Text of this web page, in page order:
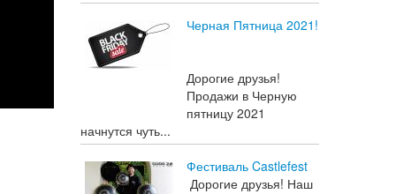
Черная Пятница 2021!
Дорогие друзья!
Продажи в Черную
пятницу 2021
начнутся чуть...
Фестиваль Castlefest
Дорогие друзья! Наш